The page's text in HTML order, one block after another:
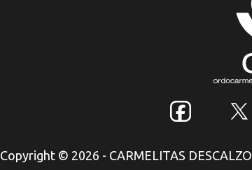
Copyright © 2026 - CARMELITAS